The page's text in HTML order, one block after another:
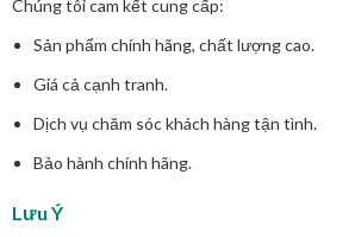
Chúng tôi cam kết cung cấp:
Sản phẩm chính hãng, chất lượng cao.
Giá cả cạnh tranh.
Dịch vụ chăm sóc khách hàng tận tình.
Bảo hành chính hãng.
Lưu Ý